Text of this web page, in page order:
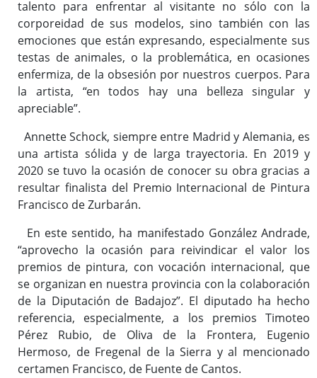
talento para enfrentar al visitante no sólo con la
corporeidad de sus modelos, sino también con las
emociones que están expresando, especialmente sus
testas de animales, o la problemática, en ocasiones
enfermiza, de la obsesión por nuestros cuerpos. Para
la artista, “en todos hay una belleza singular y
apreciable”.
Annette Schock, siempre entre Madrid y Alemania, es
una artista sólida y de larga trayectoria. En 2019 y
2020 se tuvo la ocasión de conocer su obra gracias a
resultar finalista del Premio Internacional de Pintura
Francisco de Zurbarán.
En este sentido, ha manifestado González Andrade,
“aprovecho la ocasión para reivindicar el valor los
premios de pintura, con vocación internacional, que
se organizan en nuestra provincia con la colaboración
de la Diputación de Badajoz”. El diputado ha hecho
referencia, especialmente, a los premios Timoteo
Pérez Rubio, de Oliva de la Frontera, Eugenio
Hermoso, de Fregenal de la Sierra y al mencionado
certamen Francisco, de Fuente de Cantos.